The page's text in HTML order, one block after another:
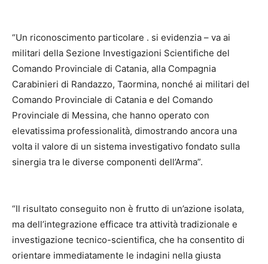
“Un riconoscimento particolare . si evidenzia – va ai
militari della Sezione Investigazioni Scientifiche del
Comando Provinciale di Catania, alla Compagnia
Carabinieri di Randazzo, Taormina, nonché ai militari del
Comando Provinciale di Catania e del Comando
Provinciale di Messina, che hanno operato con
elevatissima professionalità, dimostrando ancora una
volta il valore di un sistema investigativo fondato sulla
sinergia tra le diverse componenti dell’Arma”.
“Il risultato conseguito non è frutto di un’azione isolata,
ma dell’integrazione efficace tra attività tradizionale e
investigazione tecnico-scientifica, che ha consentito di
orientare immediatamente le indagini nella giusta